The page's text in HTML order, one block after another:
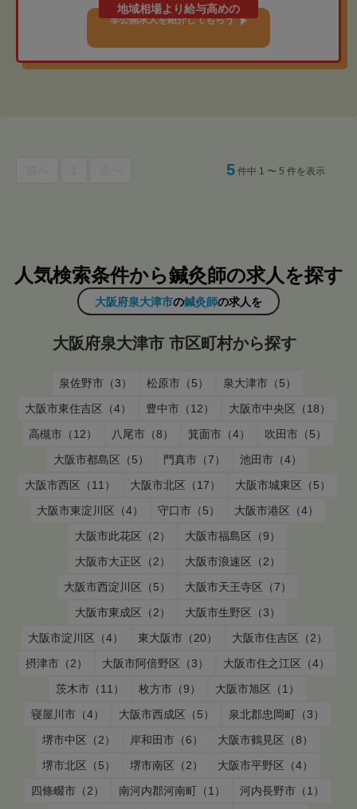
地域相場より給与高めの
非公開求人を紹介してもらう
5 件中 1 〜 5 件を表示
人気検索条件から鍼灸師の求人を探す
大阪府泉大津市の鍼灸師の求人を
大阪府泉大津市 市区町村から探す
泉佐野市（3） 松原市（5）
泉大津市（5）
大阪市東住吉区（4）
豊中市（12）
大阪市中央区（18）
高槻市（12）
八尾市（8） 箕面市（4）
吹田市（5）
大阪市都島区（5）
門真市（7）
池田市（4）
大阪市西区（11）
大阪市北区（17）
大阪市城東区（5）
大阪市東淀川区（4）
守口市（5）
大阪市港区（4）
大阪市此花区（2）
大阪市福島区（9）
大阪市大正区（2）
大阪市浪速区（2）
大阪市西淀川区（5）
大阪市天王寺区（7）
大阪市東成区（2）
大阪市生野区（3）
大阪市淀川区（4）
東大阪市（20）
大阪市住吉区（2）
摂津市（2）
大阪市阿倍野区（3）
大阪市住之江区（4）
茨木市（11）
枚方市（9）
大阪市旭区（1）
寝屋川市（4）
大阪市西成区（5）
泉北郡忠岡町（3）
堺市中区（2）
岸和田市（6）
大阪市鶴見区（8）
堺市北区（5）
堺市南区（2）
大阪市平野区（4）
四條畷市（2）
南河内郡河南町（1）
河内長野市（1）